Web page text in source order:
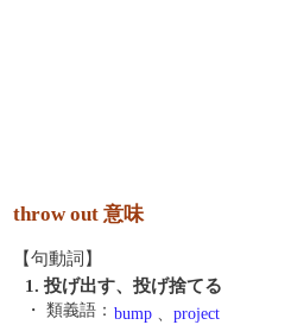
throw out 意味
【句動詞】
1. 投げ出す、投げ捨てる
・ 類義語： bump 、 project